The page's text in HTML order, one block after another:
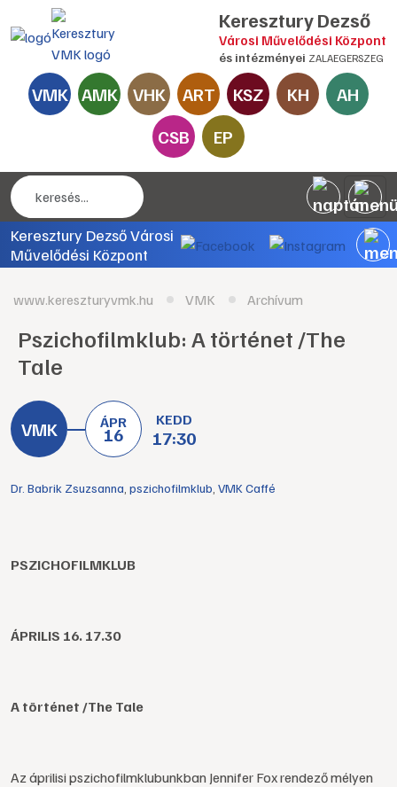
Keresztury Dezső
Városi Művelődési Központ
és intézményei ZALAEGERSZEG
VMK AMK VHK ART KSZ KH
AH
CSB
EP
Keresztury Dezső Városi
Művelődési Központ
www.kereszturyvmk.hu VMK Archívum
Pszichofilmklub: A történet /The
Tale
ÁPR
16
KEDD
17:30
Dr. Babrik Zsuzsanna pszichofilmklub VMK Caffé
PSZICHOFILMKLUB
ÁPRILIS 16. 17.30
A történet /The Tale
Az áprilisi pszichofilmklubunkban Jennifer Fox rendező mélyen